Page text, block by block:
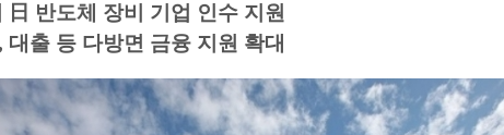
반도체 장비 기업 인수 지원
대출 등 다방면 금융 지원 확대